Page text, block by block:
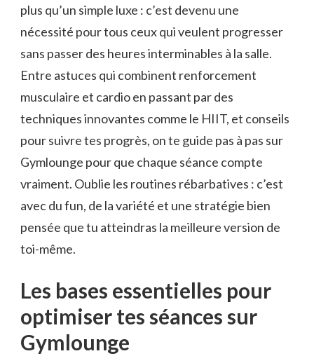
plus qu’un simple luxe : c’est devenu une
nécessité pour tous ceux qui veulent progresser
sans passer des heures interminables à la salle.
Entre astuces qui combinent renforcement
musculaire et cardio en passant par des
techniques innovantes comme le HIIT, et conseils
pour suivre tes progrès, on te guide pas à pas sur
Gymlounge pour que chaque séance compte
vraiment. Oublie les routines rébarbatives : c’est
avec du fun, de la variété et une stratégie bien
pensée que tu atteindras la meilleure version de
toi-même.
Les bases essentielles pour
optimiser tes séances sur
Gymlounge